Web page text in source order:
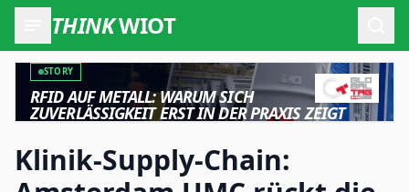
THINKWIOT
STORY
RFID AUF METALL: WARUM SICH
ZUVERLÄSSIGKEIT ERST IN DER PRAXIS ZEIGT
Klinik-Supply-Chain: